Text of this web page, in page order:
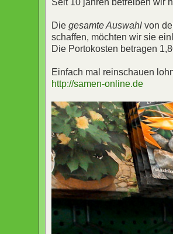
Die gesamte Auswahl von
schaffen, möchten wir sie
Die Portokosten betragen
Einfach mal reinschauen
http://samen-online.de